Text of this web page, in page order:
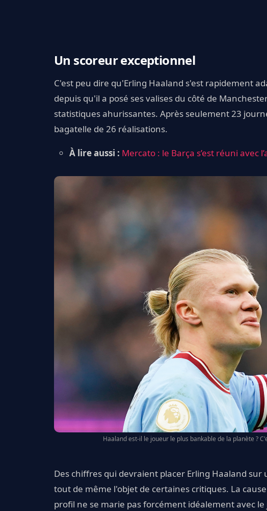
Un scoreur exceptionnel
C'est peu dire qu'Erling Haaland s'est rapidement
depuis qu'il a posé ses valises du côté de
statistiques ahurissantes. Après seulement 23
bagatelle de 26 réalisations.
À lire aussi : Mercato : le Barça s’est réuni avec
Haaland est-il le joueur le plus bankable de la planète ?
Des chiffres qui devraient placer Erling Haaland sur
tout de même l'objet de certaines critiques. La
profil ne se marie pas forcément idéalement avec